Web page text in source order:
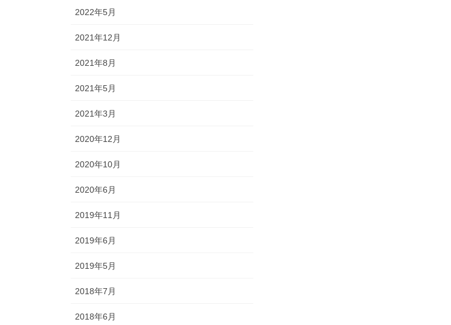
2022年5月
2021年12月
2021年8月
2021年5月
2021年3月
2020年12月
2020年10月
2020年6月
2019年11月
2019年6月
2019年5月
2018年7月
2018年6月